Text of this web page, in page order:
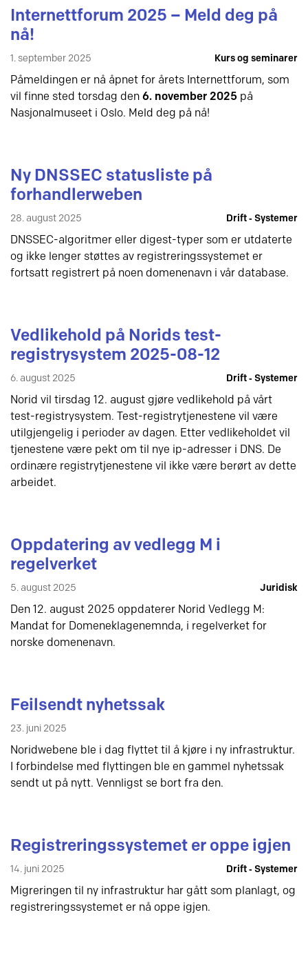
Internettforum 2025 – Meld deg på
nå!
1. september 2025 Kurs og seminarer
Påmeldingen er nå åpnet for årets Internettforum, som
vil finne sted torsdag den 6. november 2025 på
Nasjonalmuseet i Oslo. Meld deg på nå!
Ny DNSSEC statusliste på
forhandlerweben
28. august 2025 Drift ‐ Systemer
DNSSEC-algoritmer eller digest-typer som er utdaterte
og ikke lenger støttes av registreringssystemet er
fortsatt registrert på noen domenenavn i vår database.
Vedlikehold på Norids test-
registrysystem 2025-08-12
6. august 2025 Drift ‐ Systemer
Norid vil tirsdag 12. august gjøre vedlikehold på vårt
test-registrysystem. Test-registrytjenestene vil være
utilgjengelig i perioder av dagen. Etter vedlikeholdet vil
tjenestene være pekt om til nye ip-adresser i DNS. De
ordinære registrytjenestene vil ikke være berørt av dette
arbeidet.
Oppdatering av vedlegg M i
regelverket
5. august 2025 Juridisk
Den 12. august 2025 oppdaterer Norid Vedlegg M:
Mandat for Domeneklagenemnda, i regelverket for
norske domenenavn.
Feilsendt nyhetssak
23. juni 2025
Noridwebene ble i dag flyttet til å kjøre i ny infrastruktur.
I forbindelse med flyttingen ble en gammel nyhetssak
sendt ut på nytt. Vennligst se bort fra den.
Registreringssystemet er oppe igjen
14. juni 2025 Drift ‐ Systemer
Migreringen til ny infrastruktur har gått som planlagt, og
registreringssystemet er nå oppe igjen.